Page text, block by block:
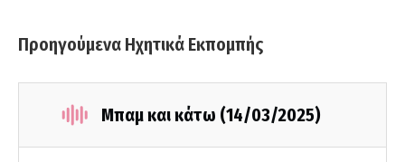
Προηγούμενα Ηχητικά Εκπομπής
Μπαμ και κάτω (14/03/2025)